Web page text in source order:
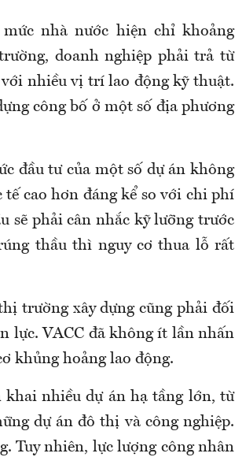
nhà nước hiện chỉ khoảng
doanh nghiệp phải trả từ
nhiều vị trí lao động kỹ thuật.
công bố ở một số địa phương
đầu tư của một số dự án không
cao hơn đáng kể so với chi phí
sẽ phải cân nhắc kỹ lưỡng trước
thầu thì nguy cơ thua lỗ rất
trường xây dựng cũng phải đối
lực. VACC đã không ít lần nhấn
khủng hoảng lao động.
khai nhiều dự án hạ tầng lớn, từ
dự án đô thị và công nghiệp.
Tuy nhiên, lực lượng công nhân